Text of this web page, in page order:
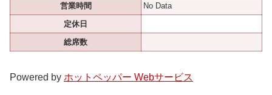
営業時間
No Data
定休日
総席数
Powered by ホットペッパー Webサービス